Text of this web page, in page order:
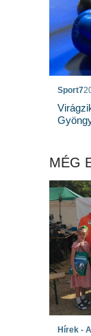
Sport7
MÉG
Hírek -